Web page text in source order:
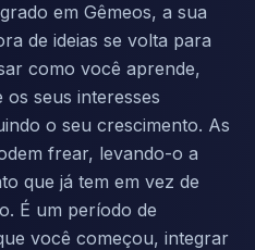
em Gêmeos, a sua
de ideias se volta para
como você aprende,
seus interesses
o seu crescimento. As
frear, levando-o a
que já tem em vez de
É um período de
você começou, integrar